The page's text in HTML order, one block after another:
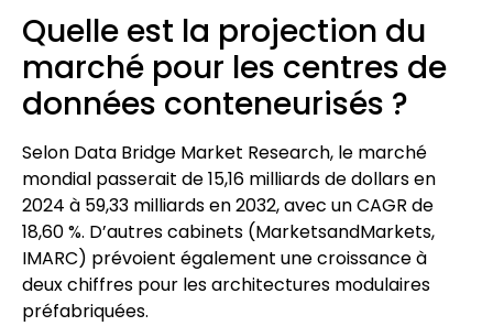
Quelle est la projection du
marché pour les centres de
données conteneurisés ?
Selon Data Bridge Market Research, le marché
mondial passerait de 15,16 milliards de dollars en
2024 à 59,33 milliards en 2032, avec un CAGR de
18,60 %. D’autres cabinets (MarketsandMarkets,
IMARC) prévoient également une croissance à
deux chiffres pour les architectures modulaires
préfabriquées.